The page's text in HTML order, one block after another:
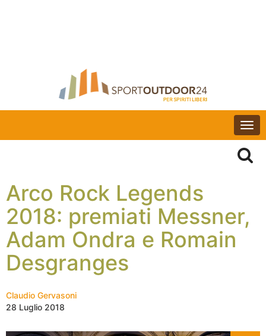
Arco Rock Legends
2018: premiati Messner,
Adam Ondra e Romain
Desgranges
Claudio Gervasoni
28 Luglio 2018